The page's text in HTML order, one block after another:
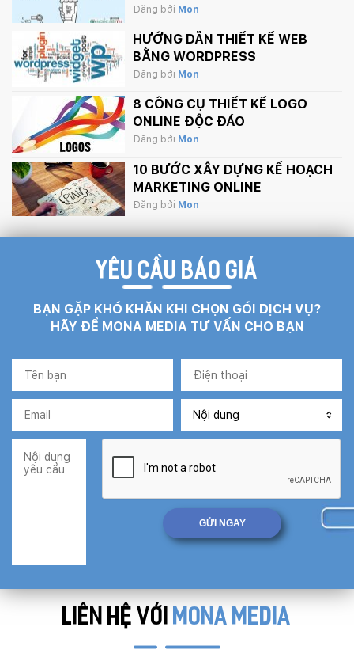
Đăng bởi Mon
HƯỚNG DẪN THIẾT KẾ WEB
BẰNG WORDPRESS
Đăng bởi Mon
8 CÔNG CỤ THIẾT KẾ LOGO
ONLINE ĐỘC ĐÁO
Đăng bởi Mon
10 BƯỚC XÂY DỰNG KẾ HOẠCH
MARKETING ONLINE
Đăng bởi Mon
YÊU CẦU BÁO GIÁ
BẠN GẶP KHÓ KHĂN KHI CHỌN GÓI DỊCH VỤ?
HÃY ĐỂ MONA MEDIA TƯ VẤN CHO BẠN
LIÊN HỆ VỚI MONA MEDIA